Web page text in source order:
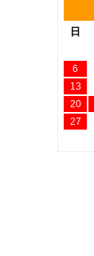
日
6
13
20
27